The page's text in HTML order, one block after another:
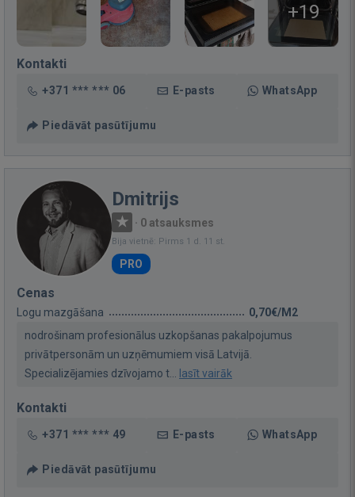
+19
Kontakti
+371 *** *** 06 E-pasts WhatsApp
Piedāvāt pasūtījumu
Dmitrijs
· 0 atsauksmes
Bija vietnē: Pirms 1 d. 11 st.
PRO
Cenas
Logu mazgāšana
0,70€/M2
nodrošinam profesionālus uzkopšanas pakalpojumus
privātpersonām un uzņēmumiem visā Latvijā.
Specializējamies dzīvojamo t... lasīt vairāk
Kontakti
+371 *** *** 49 E-pasts WhatsApp
Piedāvāt pasūtījumu